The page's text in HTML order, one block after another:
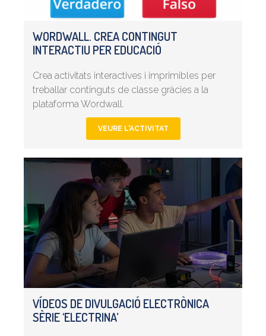
WORDWALL. CREA CONTINGUT
INTERACTIU PER EDUCACIÓ
Crea activitats interactives i imprimibles per
treballar continguts de classe gràcies a la
plataforma Wordwall.
VEURE L'ACTIVITAT
VÍDEOS DE DIVULGACIÓ ELECTRÒNICA
SÈRIE ‘ELECTRINA’